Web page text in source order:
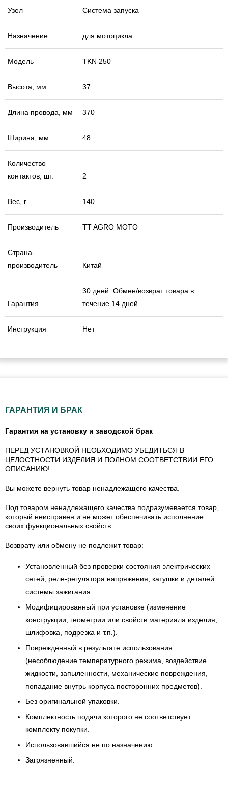
Узел Система запуска
Назначение для мотоцикла
Модель TKN 250
Высота, мм 37
Длина провода, мм 370
Ширина, мм 48
Количество
контактов, шт.
2
Вес, г 140
Производитель TT AGRO MOTO
Страна-
производитель
Китай
Гарантия
30 дней. Обмен/возврат товара в
течение 14 дней
Инструкция Нет
ГАРАНТИЯ И БРАК
Гарантия на установку и заводской брак
ПЕРЕД УСТАНОВКОЙ НЕОБХОДИМО УБЕДИТЬСЯ В
ЦЕЛОСТНОСТИ ИЗДЕЛИЯ И ПОЛНОМ СООТВЕТСТВИИ ЕГО
ОПИСАНИЮ!
Вы можете вернуть товар ненадлежащего качества.
Под товаром ненадлежащего качества подразумевается товар,
который неисправен и не может обеспечивать исполнение
своих функциональных свойств.
Возврату или обмену не подлежит товар:
Установленный без проверки состояния электрических
сетей, реле-регулятора напряжения, катушки и деталей
системы зажигания.
Модифицированный при установке (изменение
конструкции, геометрии или свойств материала изделия,
шлифовка, подрезка и т.п.).
Поврежденный в результате использования
(несоблюдение температурного режима, воздействие
жидкости, запыленности, механические повреждения,
попадание внутрь корпуса посторонних предметов).
Без оригинальной упаковки.
Комплектность подачи которого не соответствует
комплекту покупки.
Использовавшийся не по назначению.
Загрязненный.